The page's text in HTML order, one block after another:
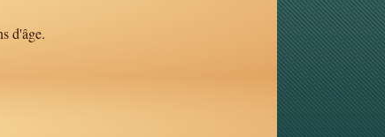
d'âge.